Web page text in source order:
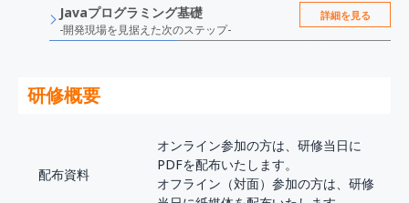
Javaプログラミング基礎
-開発現場を見据えた次のステップ-
詳細を見る
研修概要
配布資料
オンライン参加の方は、研修当日に
PDFを配布いたします。
オフライン（対面）参加の方は、研修